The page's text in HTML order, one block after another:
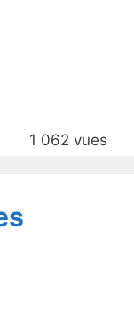
1 062 vues